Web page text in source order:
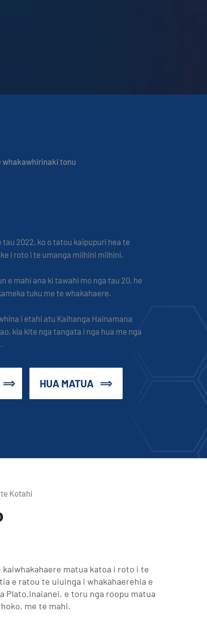
whakawhirinaki tonu
tau 2022, ko o tatou kaipupuri hea te
i roto i te umanga miihini miihini.
e mahi ana ki tawahi mo nga tau 20, he
tuku me te whakahaere.
i etahi atu Kaihanga Hainamana
kia kite nga tangata i nga hua me nga
HUA MATUA
Kotahi
kaiwhakahaere matua katoa i roto i te
e ratou te uiuinga i whakahaerehia e
Plato.Inaianei, e toru nga roopu matua
me te mahi.